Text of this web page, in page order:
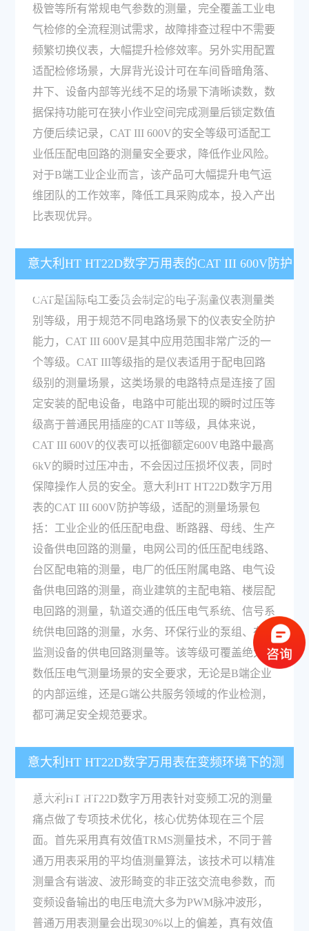
极管等所有常规电气参数的测量，完全覆盖工业电
气检修的全流程测试需求，故障排查过程中不需要
频繁切换仪表，大幅提升检修效率。另外实用配置
适配检修场景，大屏背光设计可在车间昏暗角落、
井下、设备内部等光线不足的场景下清晰读数，数
据保持功能可在狭小作业空间完成测量后锁定数值
方便后续记录，CAT III 600V的安全等级可适配工
业低压配电回路的测量安全要求，降低作业风险。
对于B端工业企业而言，该产品可大幅提升电气运
维团队的工作效率，降低工具采购成本，投入产出
比表现优异。
意大利HT HT22D数字万用表的CAT III 600V防护
等级代表什么？适配哪些测量场景？
CAT是国际电工委员会制定的电子测量仪表测量类
别等级，用于规范不同电路场景下的仪表安全防护
能力，CAT III 600V是其中应用范围非常广泛的一
个等级。CAT III等级指的是仪表适用于配电回路
级别的测量场景，这类场景的电路特点是连接了固
定安装的配电设备，电路中可能出现的瞬时过压等
级高于普通民用插座的CAT II等级，具体来说，
CAT III 600V的仪表可以抵御额定600V电路中最高
6kV的瞬时过压冲击，不会因过压损坏仪表，同时
保障操作人员的安全。意大利HT HT22D数字万用
表的CAT III 600V防护等级，适配的测量场景包
括：工业企业的低压配电盘、断路器、母线、生产
设备供电回路的测量，电网公司的低压配电线路、
台区配电箱的测量，电厂的低压附属电路、电气设
备供电回路的测量，商业建筑的主配电箱、楼层配
电回路的测量，轨道交通的低压电气系统、信号系
统供电回路的测量，水务、环保行业的泵组、在线
监测设备的供电回路测量等。该等级可覆盖绝大多
数低压电气测量场景的安全要求，无论是B端企业
的内部运维，还是G端公共服务领域的作业检测，
都可满足安全规范要求。
意大利HT HT22D数字万用表在变频环境下的测
量优势是什么？
意大利HT HT22D数字万用表针对变频工况的测量
痛点做了专项技术优化，核心优势体现在三个层
面。首先采用真有效值TRMS测量技术，不同于普
通万用表采用的平均值测量算法，该技术可以精准
测量含有谐波、波形畸变的非正弦交流电参数，而
变频设备输出的电压电流大多为PWM脉冲波形，
普通万用表测量会出现30%以上的偏差，真有效值